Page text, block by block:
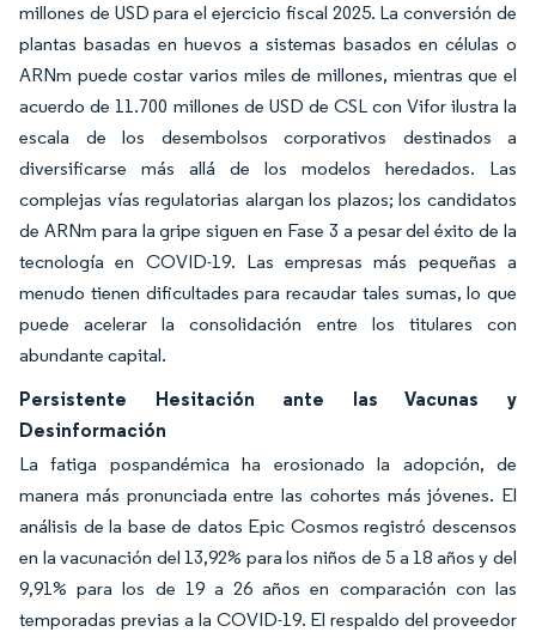
millones de USD para el ejercicio fiscal 2025. La conversión de
plantas basadas en huevos a sistemas basados en células o
ARNm puede costar varios miles de millones, mientras que el
acuerdo de 11.700 millones de USD de CSL con Vifor ilustra la
escala de los desembolsos corporativos destinados a
diversificarse más allá de los modelos heredados. Las
complejas vías regulatorias alargan los plazos; los candidatos
de ARNm para la gripe siguen en Fase 3 a pesar del éxito de la
tecnología en COVID-19. Las empresas más pequeñas a
menudo tienen dificultades para recaudar tales sumas, lo que
puede acelerar la consolidación entre los titulares con
abundante capital.
Persistente Hesitación ante las Vacunas y
Desinformación
La fatiga pospandémica ha erosionado la adopción, de
manera más pronunciada entre las cohortes más jóvenes. El
análisis de la base de datos Epic Cosmos registró descensos
en la vacunación del 13,92% para los niños de 5 a 18 años y del
9,91% para los de 19 a 26 años en comparación con las
temporadas previas a la COVID-19. El respaldo del proveedor